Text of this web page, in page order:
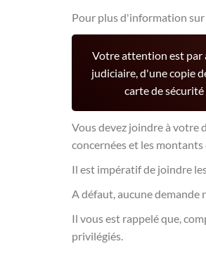
Pour plus d'information sur
Votre attention est par
judiciaire, d'une copie
carte de
Vous devez joindre à votre
concernées et les
Il est impératif de joindre
A défaut, aucune demande
Il vous est rappelé que,
privilégiés.